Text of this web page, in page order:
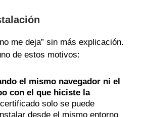
me deja” sin más explicación.
de estos motivos:
el mismo navegador ni el
con el que hiciste la
solo se puede
desde el mismo entorno